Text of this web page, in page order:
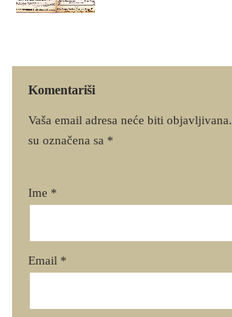
Komentariši
Vaša email adresa neće biti objavljivana.
su označena sa *
Ime *
Email *